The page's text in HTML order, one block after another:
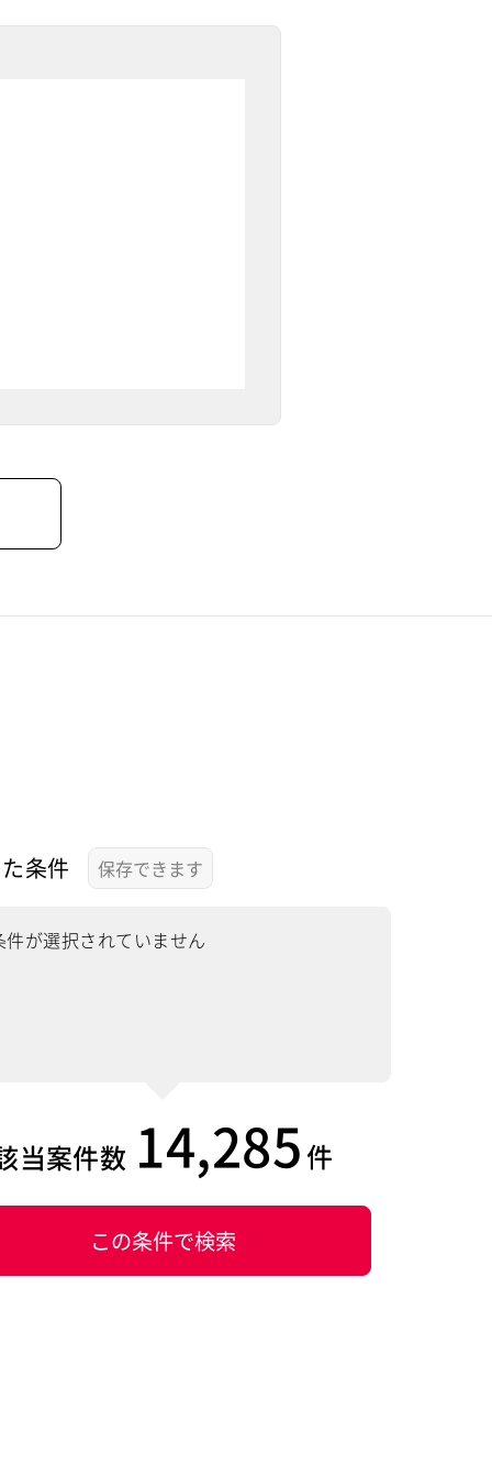
条件
件が選択されていません
当案件数 14,285 件
この条件で検索